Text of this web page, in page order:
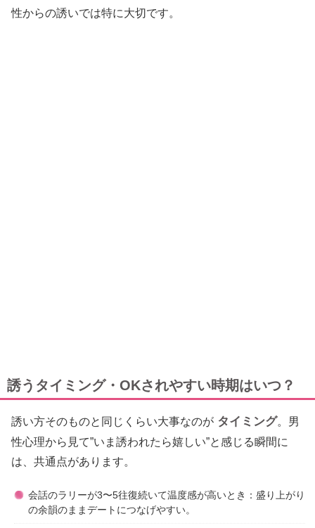
性からの誘いでは特に大切です。
誘うタイミング・OKされやすい時期はいつ？
誘い方そのものと同じくらい大事なのが タイミング。男
性心理から見て”いま誘われたら嬉しい”と感じる瞬間に
は、共通点があります。
会話のラリーが3〜5往復続いて温度感が高いとき：盛り上がり
の余韻のままデートにつなげやすい。